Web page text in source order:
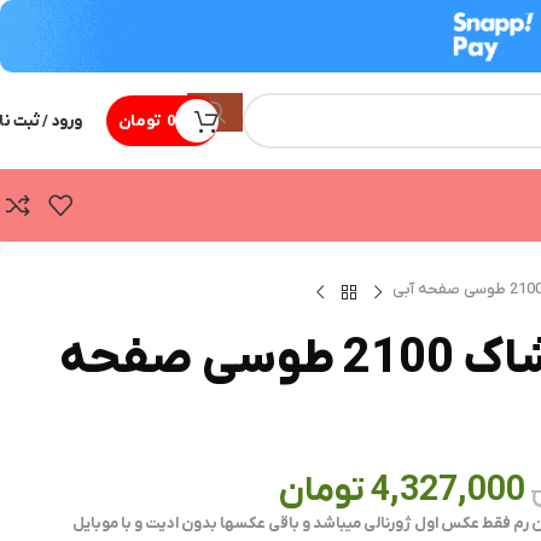
0 تومان ورود / ثبت
ساعت جیشاک 2100 طوسی صفحه
4,327,000تومان
رم فقط عکس اول ژورنالی میباشد و باقی عکسها بدون ادیت و با موبایل